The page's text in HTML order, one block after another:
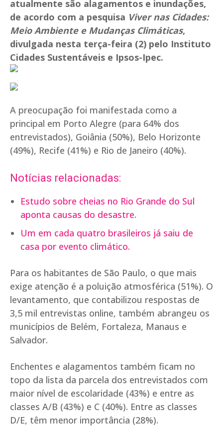
atualmente são alagamentos e inundações,
de acordo com a pesquisa Viver nas Cidades:
Meio Ambiente e Mudanças Climáticas,
divulgada nesta terça-feira (2) pelo Instituto
Cidades Sustentáveis e Ipsos-Ipec.
A preocupação foi manifestada como a
principal em Porto Alegre (para 64% dos
entrevistados), Goiânia (50%), Belo Horizonte
(49%), Recife (41%) e Rio de Janeiro (40%).
Notícias relacionadas:
Estudo sobre cheias no Rio Grande do Sul
aponta causas do desastre.
Um em cada quatro brasileiros já saiu de
casa por evento climático.
Para os habitantes de São Paulo, o que mais
exige atenção é a poluição atmosférica (51%). O
levantamento, que contabilizou respostas de
3,5 mil entrevistas online, também abrangeu os
municípios de Belém, Fortaleza, Manaus e
Salvador.
Enchentes e alagamentos também ficam no
topo da lista da parcela dos entrevistados com
maior nível de escolaridade (43%) e entre as
classes A/B (43%) e C (40%). Entre as classes
D/E, têm menor importância (28%).